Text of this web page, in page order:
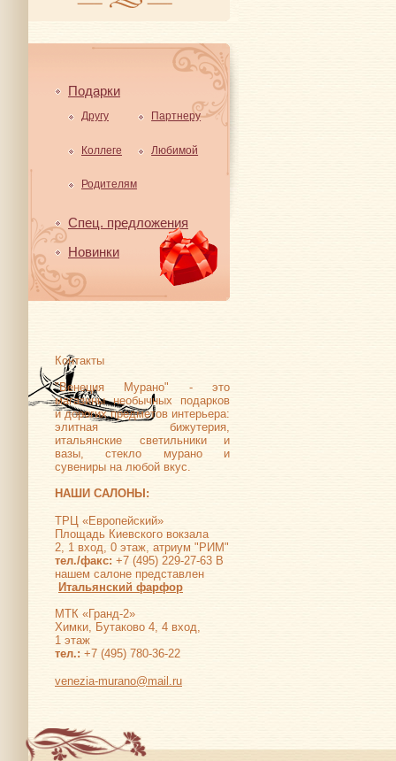
Подарки
Другу Партнеру
Коллеге Любимой
Родителям
Спец. предложения
Новинки
Контакты
"Венеция Мурано" - это
магазины необычных подарков
и дорогих предметов интерьера:
элитная бижутерия,
итальянские светильники и
вазы, стекло мурано и
сувениры на любой вкус.
НАШИ САЛОНЫ:
ТРЦ «Европейский»
Площадь Киевского вокзала
2, 1 вход, 0 этаж, атриум "РИМ"
тел./факс: +7 (495) 229-27-63 В
нашем салоне представлен
Итальянский фарфор
МТК «Гранд-2»
Химки, Бутаково 4, 4 вход,
1 этаж
тел.: +7 (495) 780-36-22
venezia-murano@mail.ru